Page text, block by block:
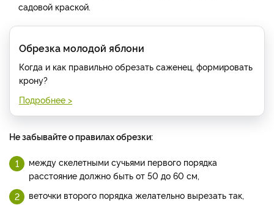
садовой краской.
Обрезка молодой яблони
Когда и как правильно обрезать саженец, формировать
крону?
Подробнее >
Не забывайте о правилах обрезки:
между скелетными сучьями первого порядка
расстояние должно быть от 50 до 60 см,
веточки второго порядка желательно вырезать так,